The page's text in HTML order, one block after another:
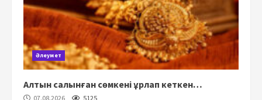
Әлеумет
Алтын салынған сөмкені ұрлап кеткен…
07.08.2026 5125